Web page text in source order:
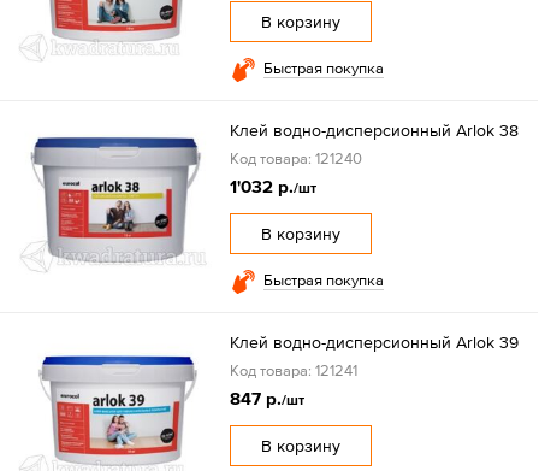
В корзину
Быстрая покупка
Клей водно-дисперсионный Arlok 38
Код товара: 121240
1'032 р./шт
В корзину
Быстрая покупка
Клей водно-дисперсионный Arlok 39
Код товара: 121241
847 р./шт
В корзину